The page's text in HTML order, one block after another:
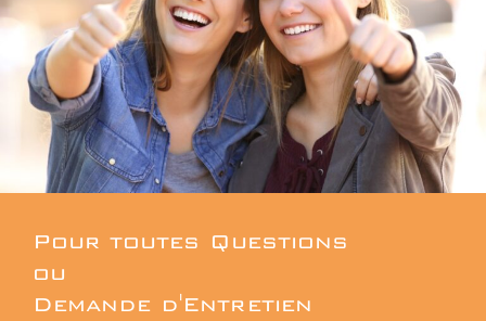
Pour toutes Questions
ou
Demande d'Entretien